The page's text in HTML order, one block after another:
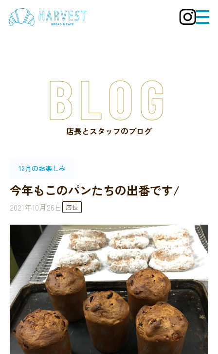
店長とスタッフのブログ
BLOG
12月のお楽しみ
今年もこのパンたちの出番です/
2021年10月26日 店長